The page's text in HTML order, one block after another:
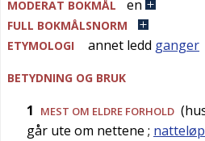
MODERAT BOKMÅL en
FULL BOKMÅLSNORM
ETYMOLOGI
annet ledd ganger
BETYDNING OG BRUK
1 MEST OM ELDRE FORHOLD
går ute om nettene ;